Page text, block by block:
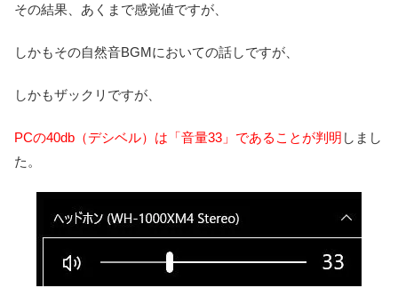
その結果、あくまで感覚値ですが、
しかもその自然音BGMにおいての話しですが、
しかもザックリですが、
PCの40db（デシベル）は「音量33」であることが判明 しまし
た。